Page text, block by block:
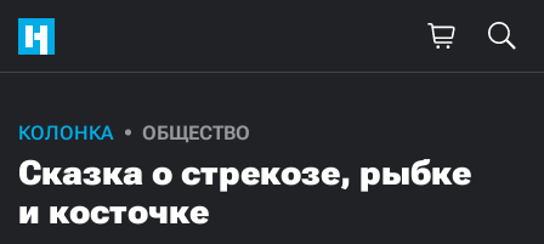
КОЛОНКА ОБЩЕСТВО
Сказка о стрекозе, рыбке
и косточке
Поддержите
нашу работу!
Ежемесячно